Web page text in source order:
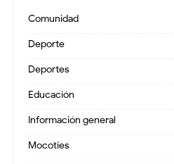
Comunidad
Deporte
Deportes
Educación
Información general
Mocoties